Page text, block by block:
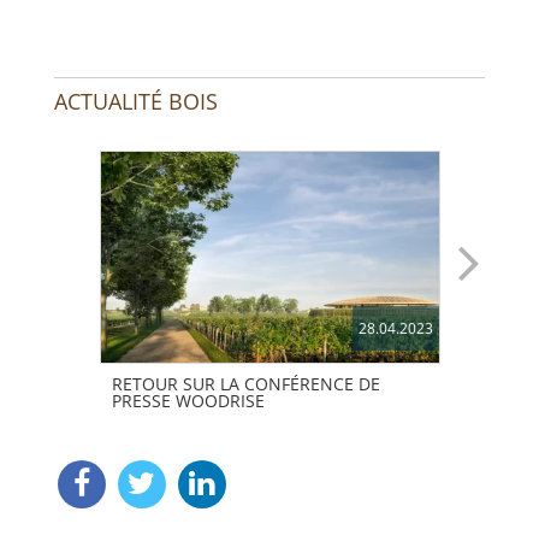
ACTUALITÉ BOIS
28.04.2023
RETOUR SUR LA CONFÉRENCE DE
PRESSE WOODRISE